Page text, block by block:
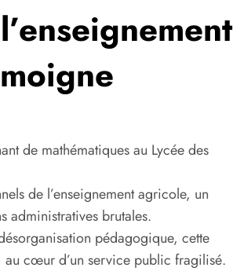
de mathématiques au Lycée des
de l’enseignement agricole, un
administratives brutales.
pédagogique, cette
au cœur d’un service public fragilisé.